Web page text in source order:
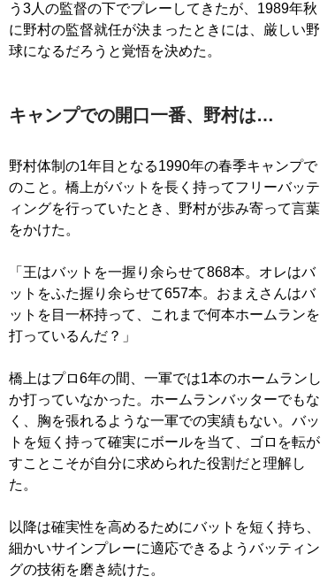
う3人の監督の下でプレーしてきたが、1989年秋
に野村の監督就任が決まったときには、厳しい野
球になるだろうと覚悟を決めた。
キャンプでの開口一番、野村は…
野村体制の1年目となる1990年の春季キャンプで
のこと。橋上がバットを長く持ってフリーバッテ
ィングを行っていたとき、野村が歩み寄って言葉
をかけた。
「王はバットを一握り余らせて868本。オレはバ
ットをふた握り余らせて657本。おまえさんはバ
ットを目一杯持って、これまで何本ホームランを
打っているんだ？」
橋上はプロ6年の間、一軍では1本のホームランし
か打っていなかった。ホームランバッターでもな
く、胸を張れるような一軍での実績もない。バッ
トを短く持って確実にボールを当て、ゴロを転が
すことこそが自分に求められた役割だと理解し
た。
以降は確実性を高めるためにバットを短く持ち、
細かいサインプレーに適応できるようバッティン
グの技術を磨き続けた。